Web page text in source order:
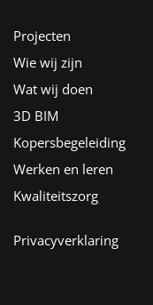
Projecten
Wie wij zijn
Wat wij doen
3D BIM
Kopersbegeleiding
Werken en leren
Kwaliteitszorg
Privacyverklaring